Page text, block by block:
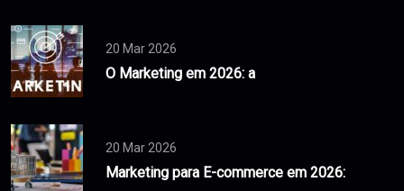
20 Mar 2026
O Marketing em 2026: a
20 Mar 2026
Marketing para E-commerce em 2026: